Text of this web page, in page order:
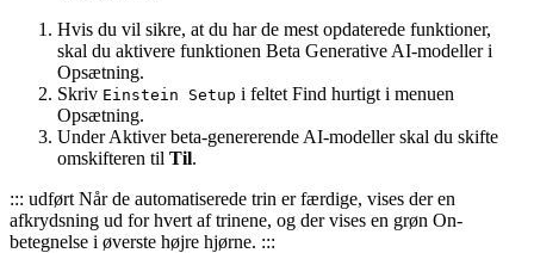
Hvis du vil sikre, at du har de mest opdaterede funktioner,
skal du aktivere funktionen Beta Generative AI-modeller i
Opsætning.
Skriv Einstein Setup i feltet Find hurtigt i menuen
Opsætning.
Under Aktiver beta-genererende AI-modeller skal du skifte
omskifteren til Til.
::: udført Når de automatiserede trin er færdige, vises der en
afkrydsning ud for hvert af trinene, og der vises en grøn On-
betegnelse i øverste højre hjørne. :::